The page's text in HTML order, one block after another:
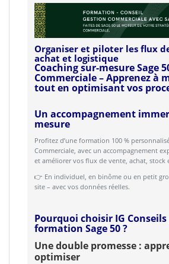
Organiser et piloter les flux
achat et logistique
Coaching sur-mesure Sage
Commerciale – Apprenez à
tout en optimisant vos
Un accompagnement
mesure
Profitez d’une formation 100 %
Commerciale, avec un accompagnement
et améliorer vos flux de vente, achat, stock
👉 En individuel, en binôme ou en petit
site – avec vos données réelles.
Pourquoi choisir IG
formation Sage 50 ?
Une double promesse :
optimiser